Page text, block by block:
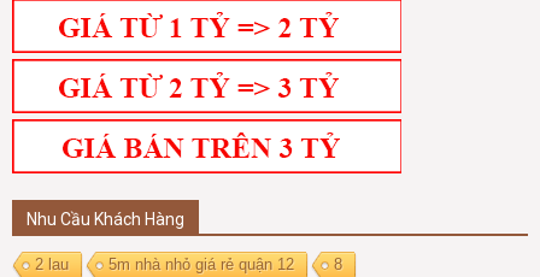
Nhu Cầu Khách Hàng
2 lau 5m nhà nhỏ giá rẻ quận 12
8